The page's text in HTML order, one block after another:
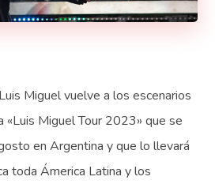
Miguel vuelve a los escenarios
«Luis Miguel Tour 2023» que se
en Argentina y que lo llevará
toda Ámerica Latina y los